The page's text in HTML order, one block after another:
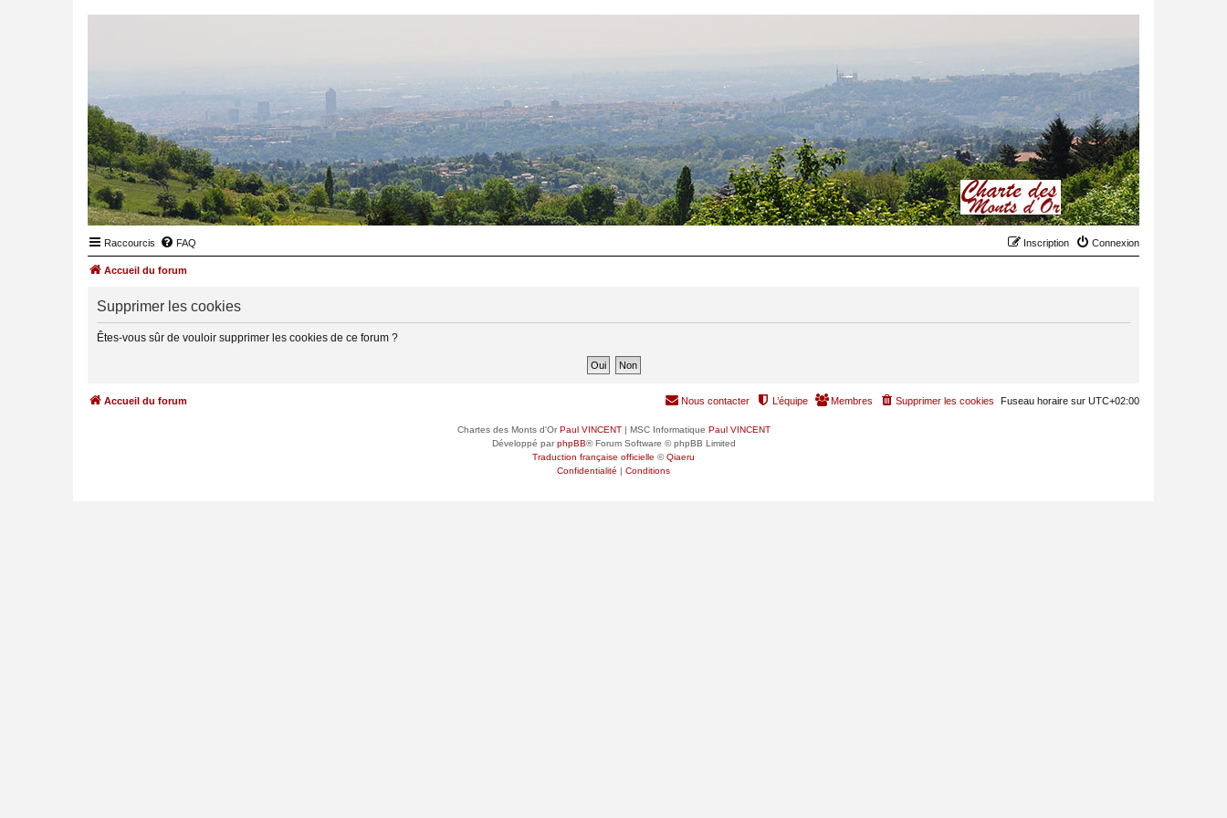
Raccourcis FAQ Connexion
Inscription
Accueil du forum
Supprimer les cookies
Êtes-vous sûr de vouloir supprimer les cookies de ce forum ?
Accueil du forum Fuseau horaire sur UTC+02:00
Supprimer les cookies
Membres
L’équipe
Nous contacter
Chartes des Monts d'OrPaul VINCENT| MSC Informatique Paul VINCENT
Développé parphpBB® Forum Software © phpBB Limited
Traduction française officielle ©Qiaeru
Confidentialité | Conditions